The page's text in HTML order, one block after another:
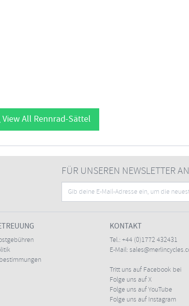
View All Rennrad-Sättel
FÜR UNSEREN NEWSLETTER
KONTAKT
Tel.: +44 (0)1772 432431
E-Mail:
Tritt uns auf Facebook bei
Folge uns auf X
Folge uns auf YouTube
Folge uns auf Instagram